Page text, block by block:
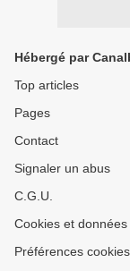
Hébergé par
Top articles
Pages
Contact
Signaler un abus
C.G.U.
Cookies et
Préférences cookies